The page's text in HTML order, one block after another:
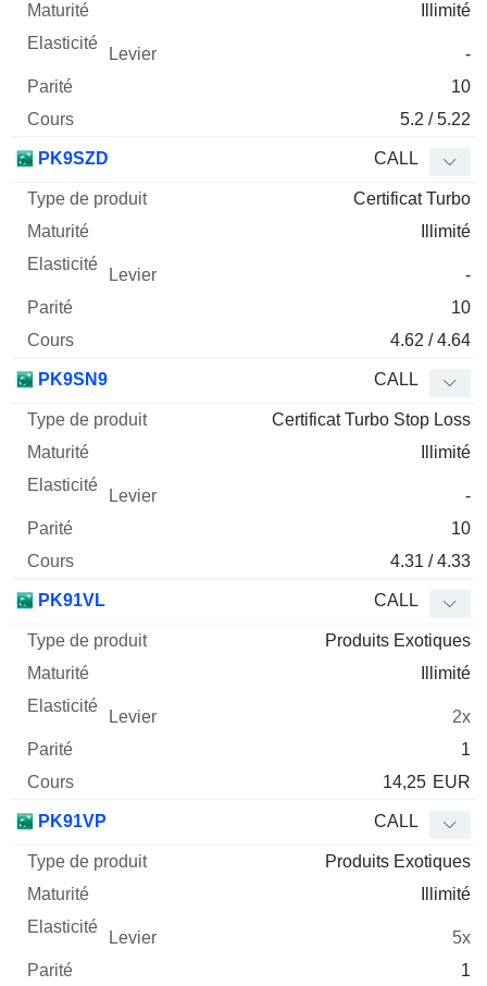
Illimité
-
10
5.2 / 5.22
PK9SZD CALL
Certificat Turbo
Illimité
-
10
4.62 / 4.64
PK9SN9 CALL
Certificat Turbo Stop Loss
Illimité
-
10
4.31 / 4.33
PK91VL CALL
Produits Exotiques
Illimité
2x
1
14,25 EUR
PK91VP CALL
Produits Exotiques
Illimité
5x
1